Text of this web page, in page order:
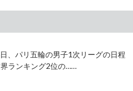
、パリ五輪の男子1次リーグの日程
ランキング2位の……